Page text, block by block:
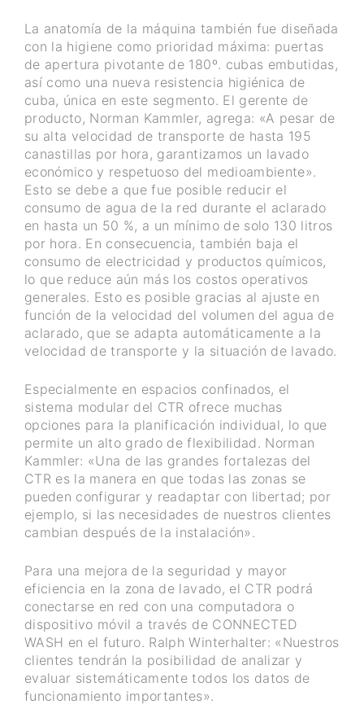
La anatomía de la máquina también fue diseñada
con la higiene como prioridad máxima: puertas
de apertura pivotante de 180º. cubas embutidas,
así como una nueva resistencia higiénica de
cuba, única en este segmento. El gerente de
producto, Norman Kammler, agrega: «A pesar de
su alta velocidad de transporte de hasta 195
canastillas por hora, garantizamos un lavado
económico y respetuoso del medioambiente».
Esto se debe a que fue posible reducir el
consumo de agua de la red durante el aclarado
en hasta un 50 %, a un mínimo de solo 130 litros
por hora. En consecuencia, también baja el
consumo de electricidad y productos químicos,
lo que reduce aún más los costos operativos
generales. Esto es posible gracias al ajuste en
función de la velocidad del volumen del agua de
aclarado, que se adapta automáticamente a la
velocidad de transporte y la situación de lavado.
Especialmente en espacios confinados, el
sistema modular del CTR ofrece muchas
opciones para la planificación individual, lo que
permite un alto grado de flexibilidad. Norman
Kammler: «Una de las grandes fortalezas del
CTR es la manera en que todas las zonas se
pueden configurar y readaptar con libertad; por
ejemplo, si las necesidades de nuestros clientes
cambian después de la instalación».
Para una mejora de la seguridad y mayor
eficiencia en la zona de lavado, el CTR podrá
conectarse en red con una computadora o
dispositivo móvil a través de CONNECTED
WASH en el futuro. Ralph Winterhalter: «Nuestros
clientes tendrán la posibilidad de analizar y
evaluar sistemáticamente todos los datos de
funcionamiento importantes».